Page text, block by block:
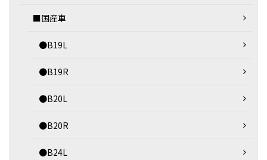
■国産車
●B19L
●B19R
●B20L
●B20R
●B24L